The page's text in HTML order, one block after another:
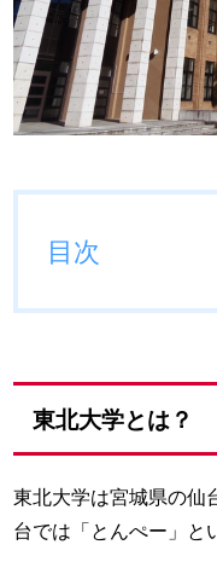
目次
東北大学とは？
東北大学は宮城県の仙
台では「とんぺー」と